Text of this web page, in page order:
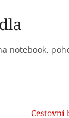
notebook,
Cestovní